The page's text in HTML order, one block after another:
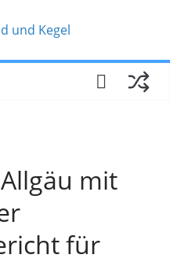
mit
für